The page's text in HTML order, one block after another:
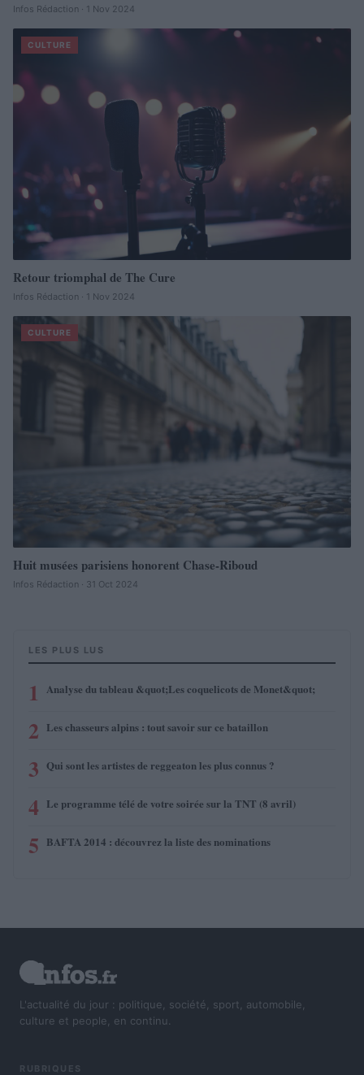
Infos Rédaction · 1 Nov 2024
CULTURE
Retour triomphal de The Cure
Infos Rédaction · 1 Nov 2024
CULTURE
Huit musées parisiens honorent Chase-Riboud
Infos Rédaction · 31 Oct 2024
LES PLUS LUS
1 Analyse du tableau &quot;Les coquelicots de Monet&quot;
2 Les chasseurs alpins : tout savoir sur ce bataillon
3 Qui sont les artistes de reggeaton les plus connus ?
4 Le programme télé de votre soirée sur la TNT (8 avril)
5 BAFTA 2014 : découvrez la liste des nominations
L'actualité du jour : politique, société, sport, automobile,
culture et people, en continu.
RUBRIQUES